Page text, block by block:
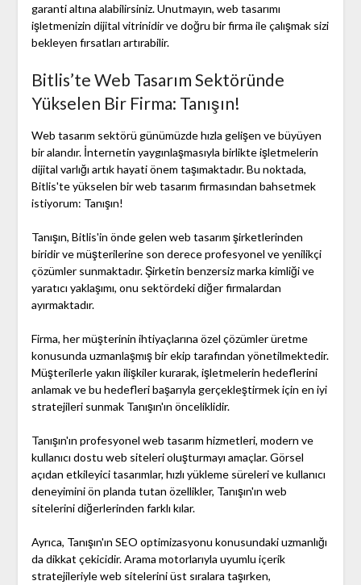
garanti altına alabilirsiniz. Unutmayın, web tasarımı
işletmenizin dijital vitrinidir ve doğru bir firma ile çalışmak sizi
bekleyen fırsatları artırabilir.
Bitlis’te Web Tasarım Sektöründe
Yükselen Bir Firma: Tanışın!
Web tasarım sektörü günümüzde hızla gelişen ve büyüyen
bir alandır. İnternetin yaygınlaşmasıyla birlikte işletmelerin
dijital varlığı artık hayati önem taşımaktadır. Bu noktada,
Bitlis'te yükselen bir web tasarım firmasından bahsetmek
istiyorum: Tanışın!
Tanışın, Bitlis'in önde gelen web tasarım şirketlerinden
biridir ve müşterilerine son derece profesyonel ve yenilikçi
çözümler sunmaktadır. Şirketin benzersiz marka kimliği ve
yaratıcı yaklaşımı, onu sektördeki diğer firmalardan
ayırmaktadır.
Firma, her müşterinin ihtiyaçlarına özel çözümler üretme
konusunda uzmanlaşmış bir ekip tarafından yönetilmektedir.
Müşterilerle yakın ilişkiler kurarak, işletmelerin hedeflerini
anlamak ve bu hedefleri başarıyla gerçekleştirmek için en iyi
stratejileri sunmak Tanışın'ın önceliklidir.
Tanışın'ın profesyonel web tasarım hizmetleri, modern ve
kullanıcı dostu web siteleri oluşturmayı amaçlar. Görsel
açıdan etkileyici tasarımlar, hızlı yükleme süreleri ve kullanıcı
deneyimini ön planda tutan özellikler, Tanışın'ın web
sitelerini diğerlerinden farklı kılar.
Ayrıca, Tanışın'ın SEO optimizasyonu konusundaki uzmanlığı
da dikkat çekicidir. Arama motorlarıyla uyumlu içerik
stratejileriyle web sitelerini üst sıralara taşırken,